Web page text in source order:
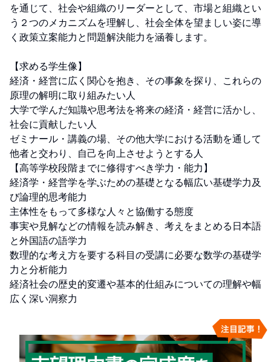
を通じて、社会や組織のリーダーとして、市場と組織とい
う２つのメカニズムを理解し、社会全体を望ましい姿に導
く政策立案能力と問題解決能力を涵養します。
【求める学生像】
経済・経営に広く関心を抱き、その事象を探り、これらの
原理の解明に取り組みたい人
大学で学んだ知識や思考法を将来の経済・経営に活かし、
社会に貢献したい人
ゼミナール・講義の場、その他大学における活動を通して
他者と交わり、自己を向上させようとする人
【高等学校段階までに修得すべき学力・能力】
経済学・経営学を学ぶための基礎となる幅広い基礎学力及
び論理的思考能力
主体性をもって多様な人々と協働する態度
事実や見解などの情報を読み解き、考えをまとめる日本語
と外国語の語学力
数理的な考え方を要する科目の受講に必要な数学の基礎学
力と分析能力
経済社会の歴史的変遷や基本的仕組みについての理解や幅
広く深い洞察力